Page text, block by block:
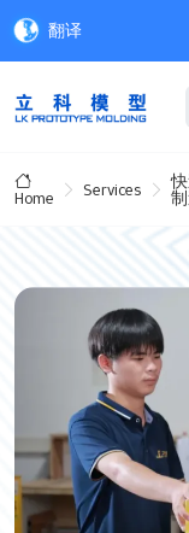
翻译
Home Services